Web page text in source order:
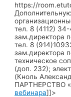
https://
тел. 8 (4112)
тел. 8
зам.директора
техническое
(доп. 232);
(Кноль
ПАРТНЕРСТВО
вебинара]]>